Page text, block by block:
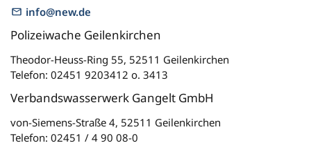
info@new.de
Polizeiwache Geilenkirchen
Theodor-Heuss-Ring 55, 52511 Geilenkirchen
Telefon: 02451 9203412 o. 3413
Verbandswasserwerk Gangelt GmbH
von-Siemens-Straße 4, 52511 Geilenkirchen
Telefon: 02451 / 4 90 08-0